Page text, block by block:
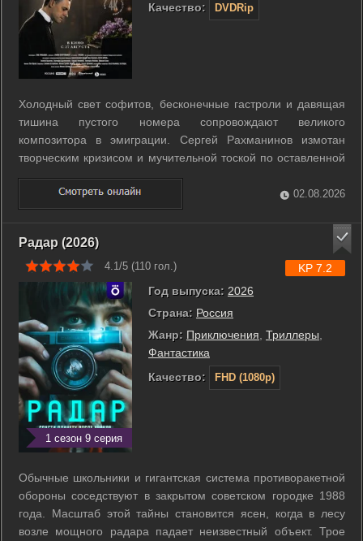
Качество:
DVDRip
Холодный свет софитов, бесконечные гастроли и давящая
тишина пустого номера сопровождают великого
композитора в эмиграции. Сергей Рахманинов измотан
творческим кризисом и мучительной тоской по оставленной
навсегда России. Единственным проблеском надежды для
него становится загадочная незнакомка, которая присылает
ветки белой сирени после каждого ...
02.08.2026
Радар (2026)
4.1/5 (110 гол.)
1 сезон 9 серия
Год выпуска: 2026
Страна: Россия
Жанр: Приключения Триллеры
Фантастика
Качество:
FHD (1080p)
KP 7.2
Обычные школьники и гигантская система противоракетной
обороны соседствуют в закрытом советском городке 1988
года. Масштаб этой тайны становится ясен, когда в лесу
возле мощного радара падает неизвестный объект. Трое